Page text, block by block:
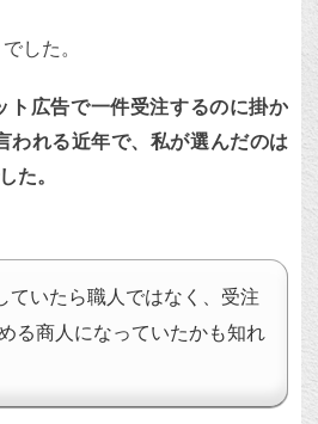
した。
ト広告で一件受注するのに掛か
われる近年で、私が選んだのは
た。
ていたら職人ではなく、受注
る商人になっていたかも知れ